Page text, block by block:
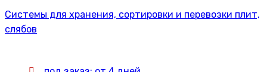
Системы для хранения, сортировки и перевозки плит,
слябов